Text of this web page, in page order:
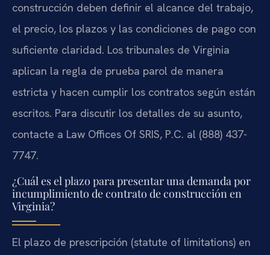
construcción deben definir el alcance del trabajo,
el precio, los plazos y las condiciones de pago con
suficiente claridad. Los tribunales de Virginia
aplican la regla de prueba parol de manera
estricta y hacen cumplir los contratos según están
escritos. Para discutir los detalles de su asunto,
contacte a Law Offices Of SRIS, P.C. al (888) 437-
7747.
¿Cuál es el plazo para presentar una demanda por
incumplimiento de contrato de construcción en
Virginia?
El plazo de prescripción (statute of limitations) en